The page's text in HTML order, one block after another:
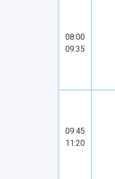
08:00
09:35
09:45
11:20